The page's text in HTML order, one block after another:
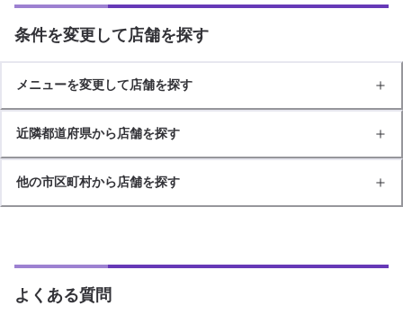
条件を変更して店舗を探す
メニューを変更して店舗を探す
近隣都道府県から店舗を探す
他の市区町村から店舗を探す
よくある質問